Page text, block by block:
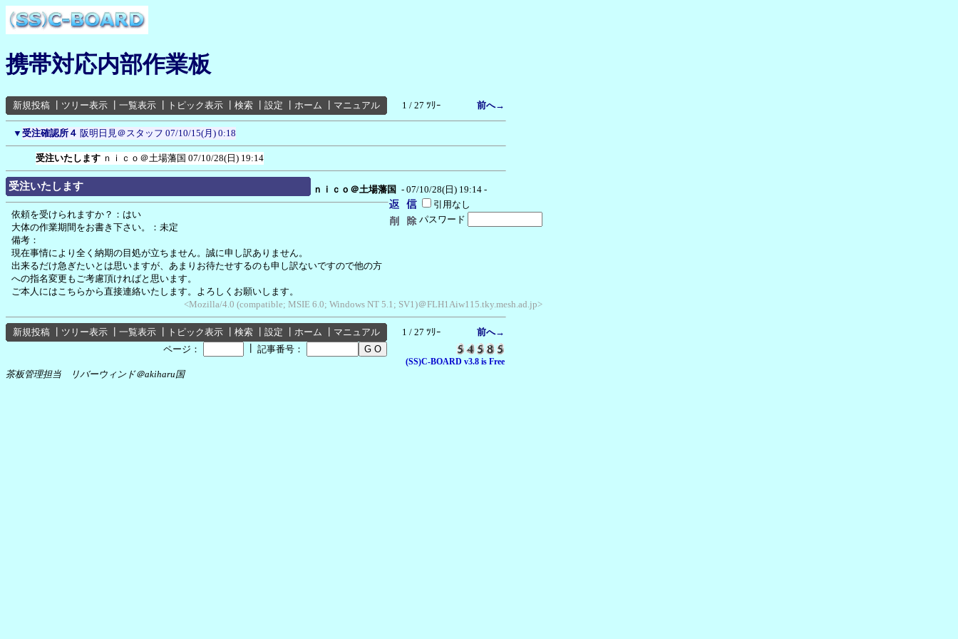
携帯対応内部作業板
新規投稿 ツリー表示 一覧表示 トピック表示 検索 設定 ホーム マニュアル 1 / 27 ﾂﾘｰ 前へ→
▼ 受注確認所４ 阪明日見＠スタッフ 07/10/15(月) 0:18
受注いたします ｎｉｃｏ＠土場藩国 07/10/28(日) 19:14
受注いたします ｎｉｃｏ＠土場藩国 - 07/10/28(日) 19:14 -
引用なし
パスワード
依頼を受けられますか？：はい
大体の作業期間をお書き下さい。：未定
備考：
現在事情により全く納期の目処が立ちません。誠に申し訳ありません。
出来るだけ急ぎたいとは思いますが、あまりお待たせするのも申し訳ないですので他の方
への指名変更もご考慮頂ければと思います。
ご本人にはこちらから直接連絡いたします。よろしくお願いします。
<Mozilla/4.0 (compatible; MSIE 6.0; Windows NT 5.1; SV1)＠FLH1Aiw115.tky.mesh.ad.jp>
新規投稿 ツリー表示 一覧表示 トピック表示 検索 設定 ホーム マニュアル 1 / 27 ﾂﾘｰ
前へ→
ページ：
記事番号：
(SS)C-BOARD v3.8 is Free
茶板管理担当 リバーウィンド＠akiharu国